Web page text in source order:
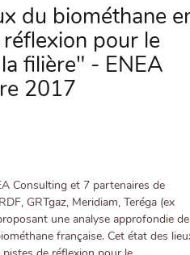
du biométhane
pour le
filière" - ENEA
2017
Consulting et 7 partenaires de
GRTgaz, Meridiam, Teréga (ex
une analyse approfondie de
française. Cet état des